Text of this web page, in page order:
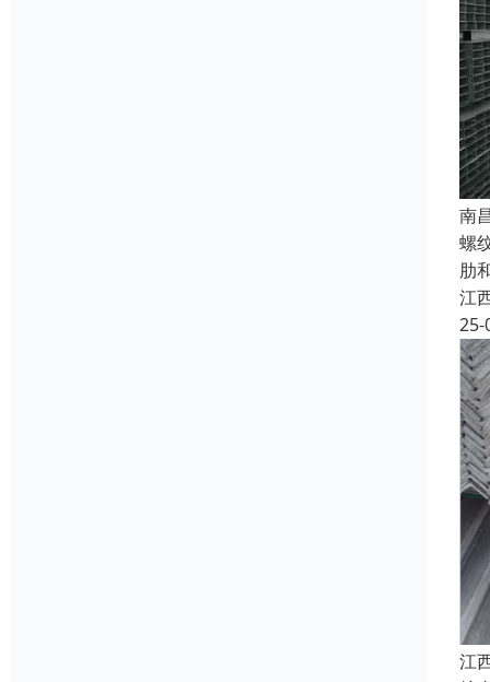
南
螺
肋
江
25-
江